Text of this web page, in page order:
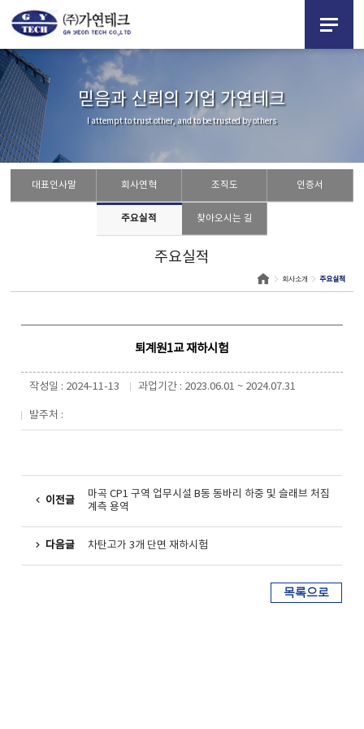
믿음과 신뢰의 기업 가연테크
I attempt to trust other, and to be trusted by others
대표인사말 회사연혁 조직도 인증서
주요실적 찾아오시는 길
주요실적
회사소개 주요실적
퇴계원1교 재하시험
작성일 : 2024-11-13 과업기간 : 2023.06.01 ~ 2024.07.31
발주처 :
이전글
마곡 CP1 구역 업무시설 B동 동바리 하중 및 슬래브 처짐
계측 용역
다음글 차탄고가 3개 단면 재하시험